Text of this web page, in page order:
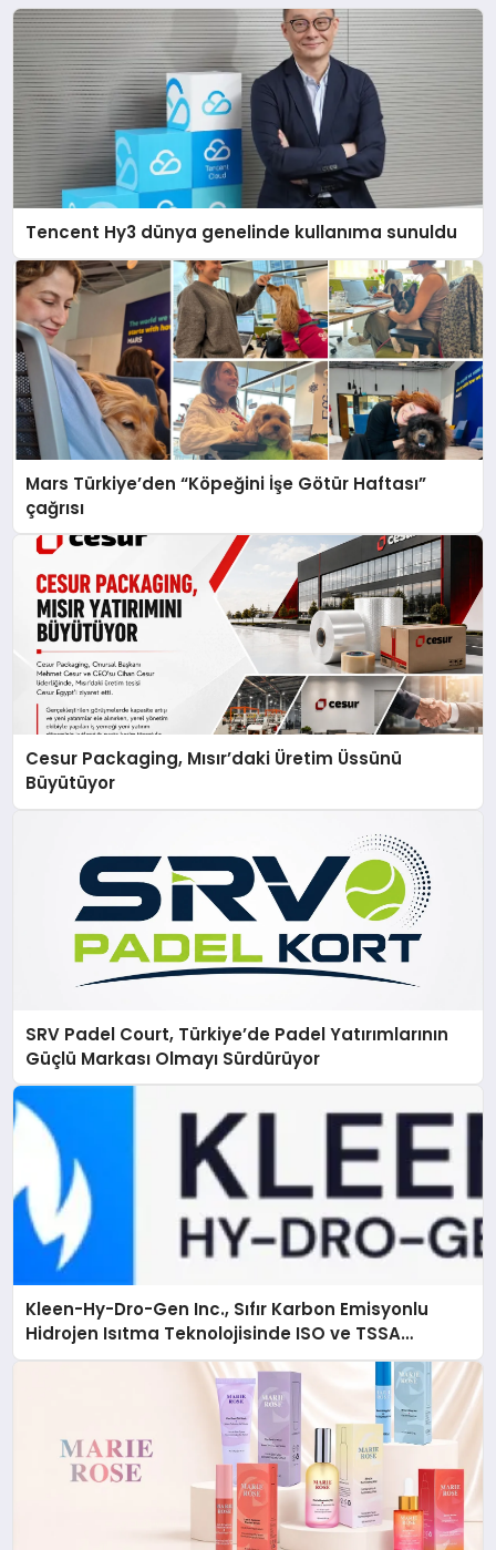
Tencent Hy3 dünya genelinde kullanıma sunuldu
Mars Türkiye’den “Köpeğini İşe Götür Haftası”
çağrısı
Cesur Packaging, Mısır’daki Üretim Üssünü
Büyütüyor
SRV Padel Court, Türkiye’de Padel Yatırımlarının
Güçlü Markası Olmayı Sürdürüyor
Kleen-Hy-Dro-Gen Inc., Sıfır Karbon Emisyonlu
Hidrojen Isıtma Teknolojisinde ISO ve TSSA
Düzenleyici Onaylarını Aldı